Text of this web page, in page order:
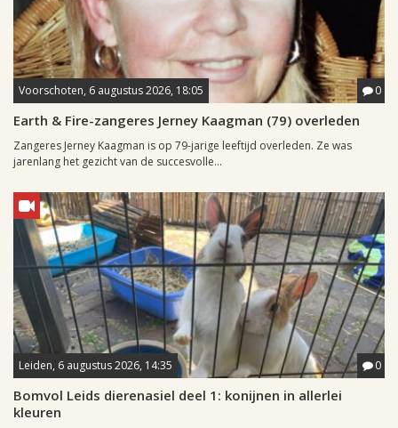
Voorschoten, 6 augustus 2026, 18:05 0
Earth & Fire-zangeres Jerney Kaagman (79) overleden
Zangeres Jerney Kaagman is op 79-jarige leeftijd overleden. Ze was
jarenlang het gezicht van de succesvolle...
Leiden, 6 augustus 2026, 14:35 0
Bomvol Leids dierenasiel deel 1: konijnen in allerlei
kleuren